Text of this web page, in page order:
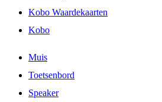
Kobo Waardekaarten
Kobo
Muis
Toetsenbord
Speaker